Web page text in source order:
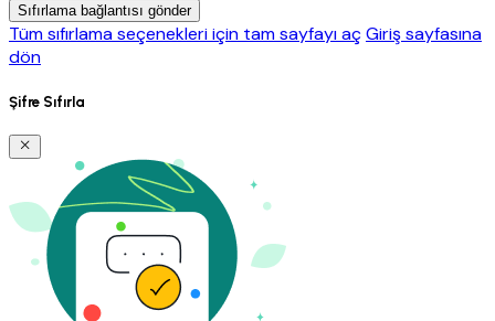
Sıfırlama bağlantısı gönder
Tüm sıfırlama seçenekleri için tam sayfayı açGiriş sayfasına
dön
Şifre Sıfırla